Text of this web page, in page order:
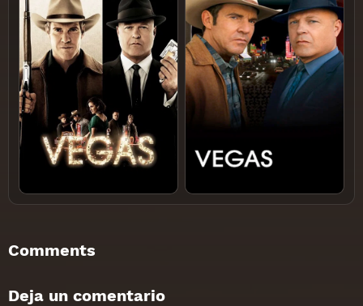
Comments
Deja un comentario